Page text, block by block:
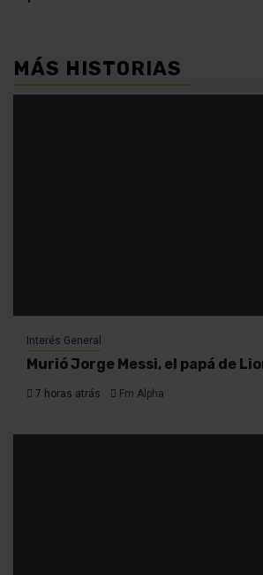
MÁS HISTORIAS
Interés General
Murió Jorge Messi, el papá de
7 horas atrás Fm Alpha